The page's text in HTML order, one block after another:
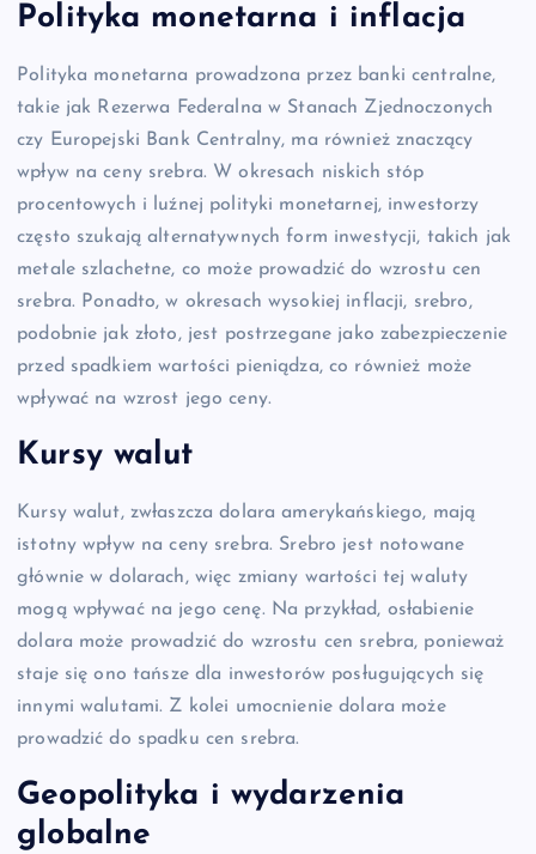
Polityka monetarna i inflacja
Polityka monetarna prowadzona przez banki centralne,
takie jak Rezerwa Federalna w Stanach Zjednoczonych
czy Europejski Bank Centralny, ma również znaczący
wpływ na ceny srebra. W okresach niskich stóp
procentowych i luźnej polityki monetarnej, inwestorzy
często szukają alternatywnych form inwestycji, takich jak
metale szlachetne, co może prowadzić do wzrostu cen
srebra. Ponadto, w okresach wysokiej inflacji, srebro,
podobnie jak złoto, jest postrzegane jako zabezpieczenie
przed spadkiem wartości pieniądza, co również może
wpływać na wzrost jego ceny.
Kursy walut
Kursy walut, zwłaszcza dolara amerykańskiego, mają
istotny wpływ na ceny srebra. Srebro jest notowane
głównie w dolarach, więc zmiany wartości tej waluty
mogą wpływać na jego cenę. Na przykład, osłabienie
dolara może prowadzić do wzrostu cen srebra, ponieważ
staje się ono tańsze dla inwestorów posługujących się
innymi walutami. Z kolei umocnienie dolara może
prowadzić do spadku cen srebra.
Geopolityka i wydarzenia
globalne